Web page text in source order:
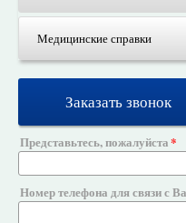
Медицинские справки
Заказать звонок
Представьтесь, пожалуйста
Номер телефона для связи с